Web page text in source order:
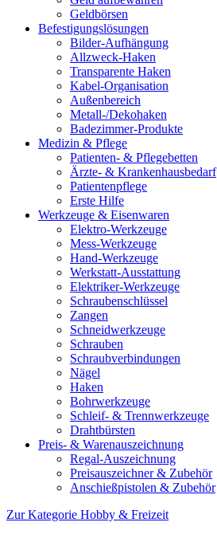
Geldbörsen
Befestigungslösungen
Bilder-Aufhängung
Allzweck-Haken
Transparente Haken
Kabel-Organisation
Außenbereich
Metall-/Dekohaken
Badezimmer-Produkte
Medizin & Pflege
Patienten- & Pflegebetten
Ärzte- & Krankenhausbedarf
Patientenpflege
Erste Hilfe
Werkzeuge & Eisenwaren
Elektro-Werkzeuge
Mess-Werkzeuge
Hand-Werkzeuge
Werkstatt-Ausstattung
Elektriker-Werkzeuge
Schraubenschlüssel
Zangen
Schneidwerkzeuge
Schrauben
Schraubverbindungen
Nägel
Haken
Bohrwerkzeuge
Schleif- & Trennwerkzeuge
Drahtbürsten
Preis- & Warenauszeichnung
Regal-Auszeichnung
Preisauszeichner & Zubehör
Anschießpistolen & Zubehör
Zur Kategorie Hobby & Freizeit